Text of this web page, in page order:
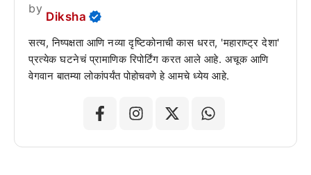
by
Diksha
सत्य, निष्पक्षता आणि नव्या दृष्टिकोनाची कास धरत, 'महाराष्ट्र देशा'
प्रत्येक घटनेचं प्रामाणिक रिपोर्टिंग करत आले आहे. अचूक आणि
वेगवान बातम्या लोकांपर्यंत पोहोचवणे हे आमचे ध्येय आहे.